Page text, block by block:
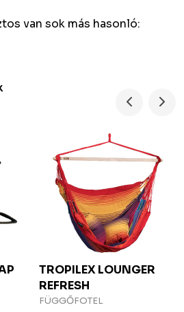
van sok más hasonló:
TROPILEXLOUNGER
REFRESH
FÜGGŐFOTEL